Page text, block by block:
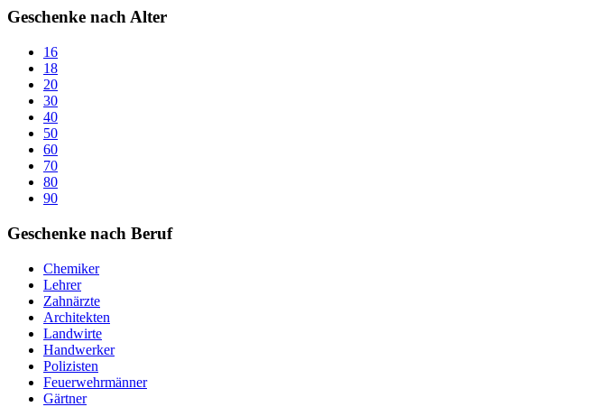
Geschenke nach Alter
16
18
20
30
40
50
60
70
80
90
Geschenke nach Beruf
Chemiker
Lehrer
Zahnärzte
Architekten
Landwirte
Handwerker
Polizisten
Feuerwehrmänner
Gärtner